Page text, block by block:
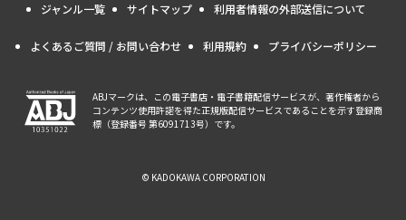
ジャンル一覧 サイトマップ 利用者情報の外部送信について
よくあるご質問 / お問い合わせ 利用規約 プライバシーポリシー
ABJマークは、この電子書店・電子書籍配信サービスが、著作権者から
コンテンツ使用許諾を得た正規版配信サービスであることを示す登録商
標（登録番号 第6091713号）です。
© KADOKAWA CORPORATION